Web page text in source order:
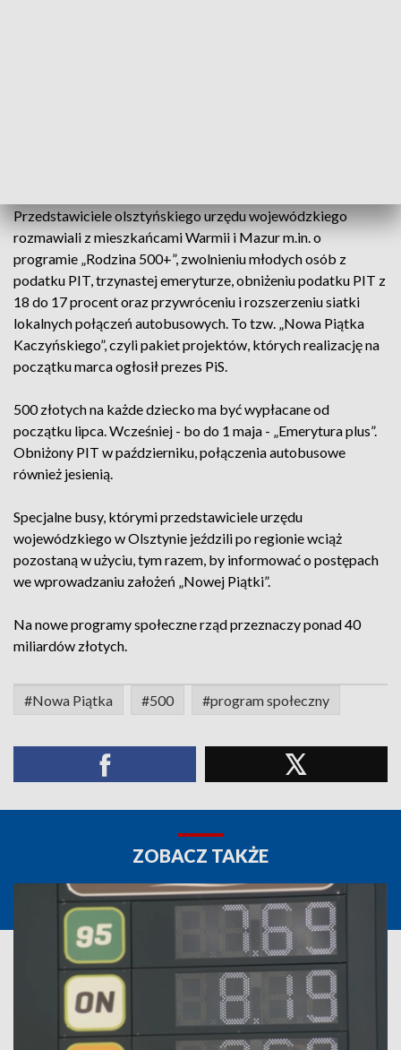
Przedstawiciele olsztyńskiego urzędu wojewódzkiego
rozmawiali z mieszkańcami Warmii i Mazur m.in. o
programie „Rodzina 500+”, zwolnieniu młodych osób z
podatku PIT, trzynastej emeryturze, obniżeniu podatku PIT z
18 do 17 procent oraz przywróceniu i rozszerzeniu siatki
lokalnych połączeń autobusowych. To tzw. „Nowa Piątka
Kaczyńskiego”, czyli pakiet projektów, których realizację na
początku marca ogłosił prezes PiS.
500 złotych na każde dziecko ma być wypłacane od
początku lipca. Wcześniej - bo do 1 maja - „Emerytura plus”.
Obniżony PIT w październiku, połączenia autobusowe
również jesienią.
Specjalne busy, którymi przedstawiciele urzędu
wojewódzkiego w Olsztynie jeździli po regionie wciąż
pozostaną w użyciu, tym razem, by informować o postępach
we wprowadzaniu założeń „Nowej Piątki”.
Na nowe programy społeczne rząd przeznaczy ponad 40
miliardów złotych.
#Nowa Piątka #500 #program społeczny
ZOBACZ TAKŻE